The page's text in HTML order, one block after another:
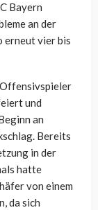
Bayern
an der
erneut vier bis
und
an
Bereits
in der
hatte
von einem
da sich